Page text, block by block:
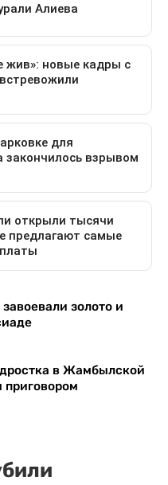
золото и
в Жамбылской
приговором